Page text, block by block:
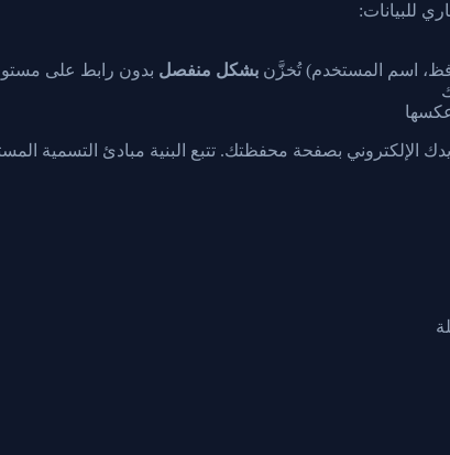
للبيانات:
اسم المستخدم) تُخزَّن بشكل منفصل بدون رابط على
الإلكتروني بصفحة محفظتك. تتبع البنية مبادئ التسمية